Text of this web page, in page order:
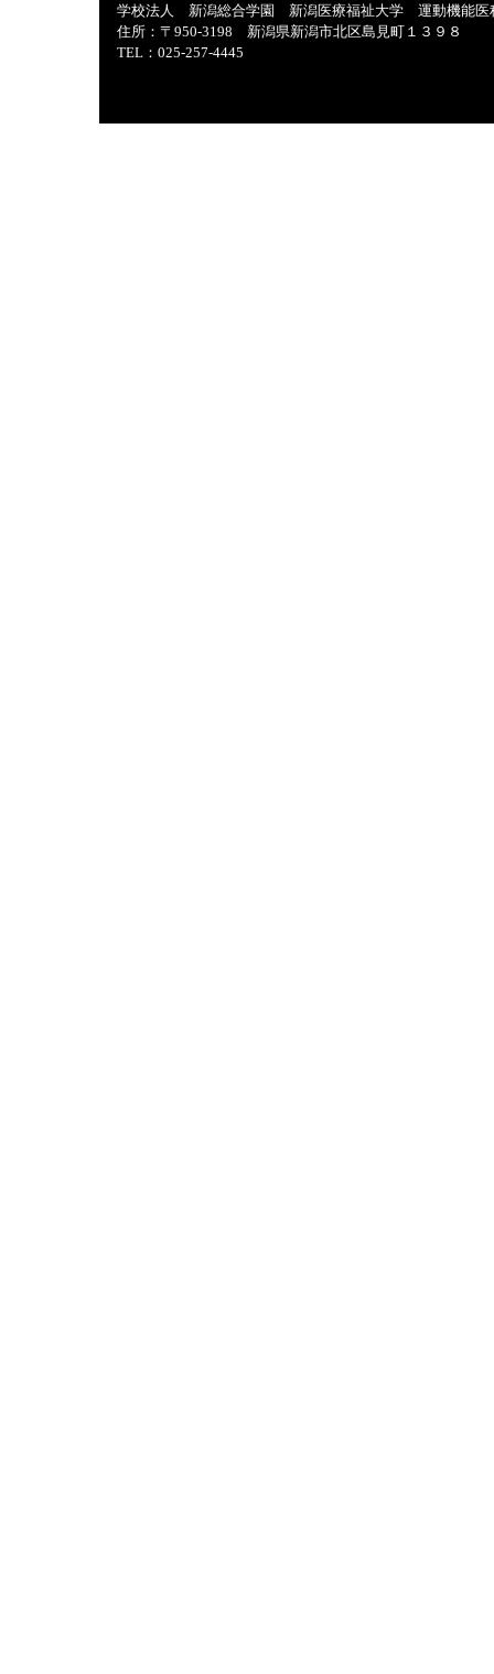
学校法人 新潟総合学園 新潟医療福祉大学 運動機能医
住所：〒950-3198 新潟県新潟市北区島見町１３９８
TEL：025-257-4445